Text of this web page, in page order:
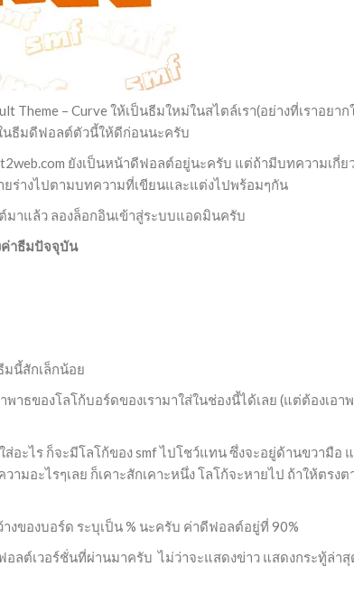
Theme – Curve ให้เป็นธีมใหม่ในสไตล์เรา(อย่างที่เราอยา
นธีมดีฟอลต์ตัวนี้ให้ดีก่อนนะครับ
ยังเป็นหน้าดีฟอลต์อยู่นะครับ แต่ถ้ามีบทความเกี่ย
ร่างไปตามบทความที่เขียนและแต่งไปพร้อมๆกัน
าแล้ว ลองล็อกอินเข้าสู่ระบบแอดมินครับ
ค่าธีมปัจจุบัน
นี้สักเล็กน้อย
าพาธของโลโก้บอร์ดของเรามาใส่ในช่องนี้ได้เลย (แต่ต้องเอา
ส่อะไร ก็จะมีโลโก้ของ smf ไปโชว์แทน ซึ่งจะอยู่ด้านขวามือ
ามอะไรๆเลย ก็เคาะสักเคาะหนึ่ง โลโก้จะหายไป ถ้าให้ตรง
างของบอร์ด ระบุเป็น % นะครับ ค่าดีฟอลต์อยู่ที่ 90%
ลต์เวอร์ชั่นที่ผ่านมาครับ ไม่ว่าจะแสดงข่าว แสดงกระทู้ล่า